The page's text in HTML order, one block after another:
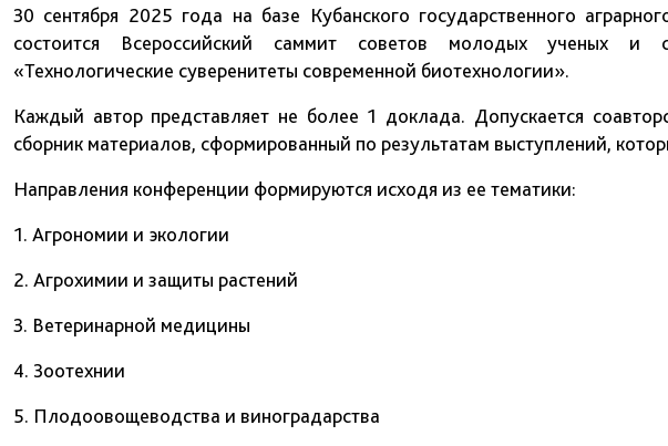
30 сентября 2025 года на базе Кубанского государственного
состоится Всероссийский саммит советов молодых ученых и
«Технологические суверенитеты современной биотехнологии».
Каждый автор представляет не более 1 доклада. Допускается
сборник материалов, сформированный по результатам выступлений,
Направления конференции формируются исходя из ее тематики:
1. Агрономии и экологии
2. Агрохимии и защиты растений
3. Ветеринарной медицины
4. Зоотехнии
5. Плодоовощеводства и виноградарства